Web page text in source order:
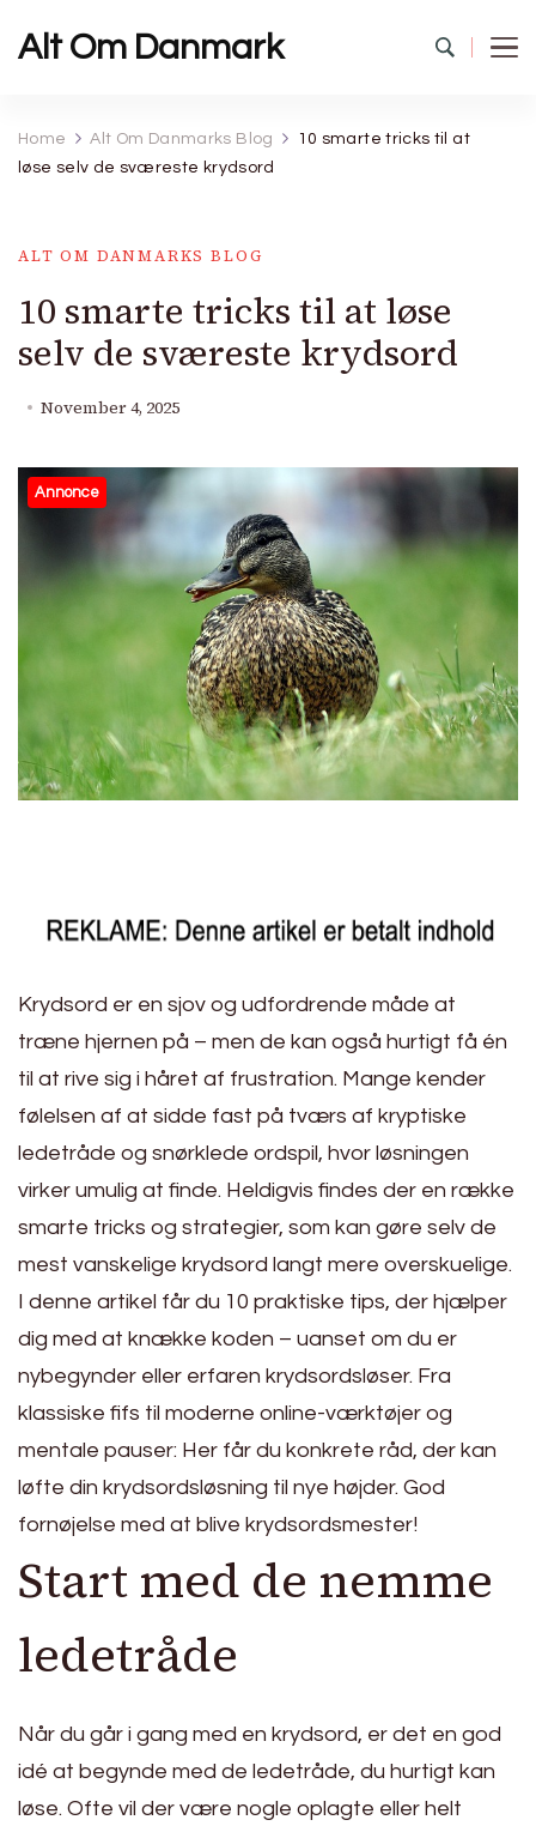
Alt Om Danmark
Home Alt Om Danmarks Blog
10 smarte tricks til at
løse selv de sværeste krydsord
ALT OM DANMARKS BLOG
10 smarte tricks til at løse
selv de sværeste krydsord
November 4, 2025
Annonce
Krydsord er en sjov og udfordrende måde at
træne hjernen på – men de kan også hurtigt få én
til at rive sig i håret af frustration. Mange kender
følelsen af at sidde fast på tværs af kryptiske
ledetråde og snørklede ordspil, hvor løsningen
virker umulig at finde. Heldigvis findes der en række
smarte tricks og strategier, som kan gøre selv de
mest vanskelige krydsord langt mere overskuelige.
I denne artikel får du 10 praktiske tips, der hjælper
dig med at knække koden – uanset om du er
nybegynder eller erfaren krydsordsløser. Fra
klassiske fifs til moderne online-værktøjer og
mentale pauser: Her får du konkrete råd, der kan
løfte din krydsordsløsning til nye højder. God
fornøjelse med at blive krydsordsmester!
Start med de nemme
ledetråde
Når du går i gang med en krydsord, er det en god
idé at begynde med de ledetråde, du hurtigt kan
løse. Ofte vil der være nogle oplagte eller helt